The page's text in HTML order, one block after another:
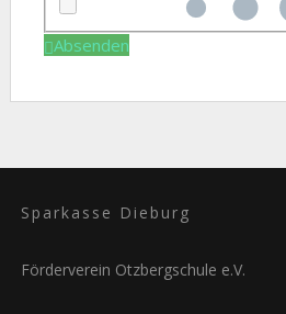
Absenden
Sparkasse Dieburg
Förderverein Otzbergschule e.V.